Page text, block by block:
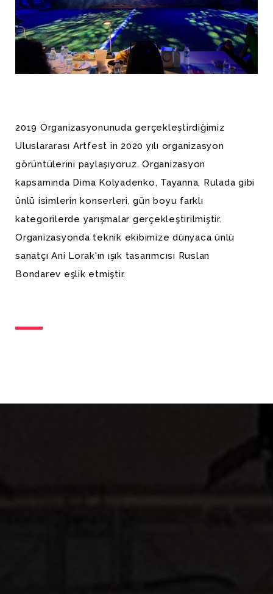
2019 Organizasyonunuda gerçekleştirdiğimiz
Uluslararası Artfest in 2020 yılı organizasyon
görüntülerini paylaşıyoruz. Organizasyon
kapsamında Dima Kolyadenko, Tayanna, Rulada gibi
ünlü isimlerin konserleri, gün boyu farklı
kategorilerde yarışmalar gerçekleştirilmiştir.
Organizasyonda teknik ekibimize dünyaca ünlü
sanatçı Ani Lorak'ın ışık tasarımcısı Ruslan
Bondarev eşlik etmiştir.